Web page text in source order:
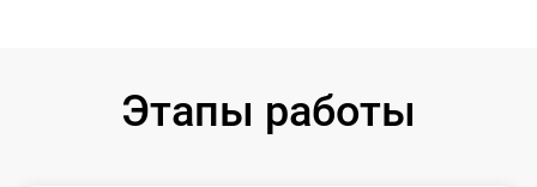
Этапы работы